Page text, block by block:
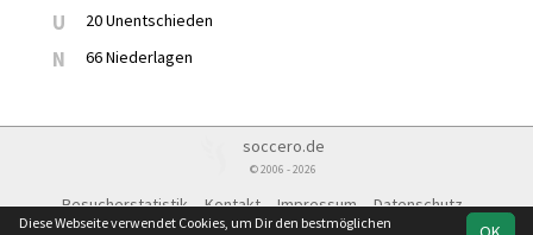
U 20 Unentschieden
N 66 Niederlagen
soccero.de
© 2006 - 2026
Besucherstatistik Kontakt Impressum
Datenschutz
Diese Webseite verwendet Cookies, um Dir den bestmöglichen